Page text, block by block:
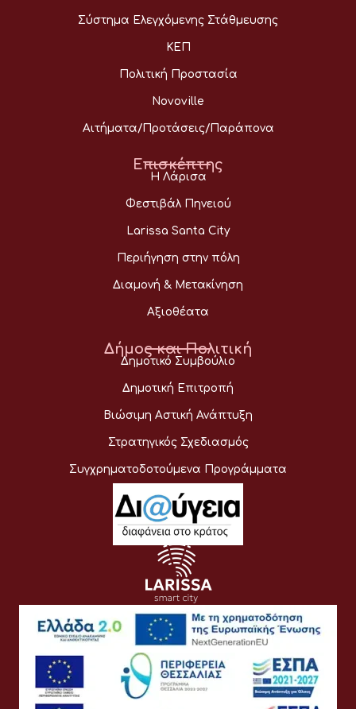
Σύστημα Ελεγχόμενης Στάθμευσης
ΚΕΠ
Πολιτική Προστασία
Novoville
Αιτήματα/Προτάσεις/Παράπονα
Επισκέπτης
Η Λάρισα
Φεστιβάλ Πηνειού
Larissa Santa City
Περιήγηση στην πόλη
Διαμονή & Μετακίνηση
Αξιοθέατα
Δήμος και Πολιτική
Δημοτικό Συμβούλιο
Δημοτική Επιτροπή
Βιώσιμη Αστική Ανάπτυξη
Στρατηγικός Σχεδιασμός
Συγχρηματοδοτούμενα Προγράμματα